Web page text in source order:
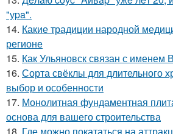
"уpa".
14. Какие традиции народной
регионе
15. Как Ульяновск связан с
16. Сорта свёклы для длительного
выбор и особенности
17. Монолитная фундаментная
основа для вашего строительства